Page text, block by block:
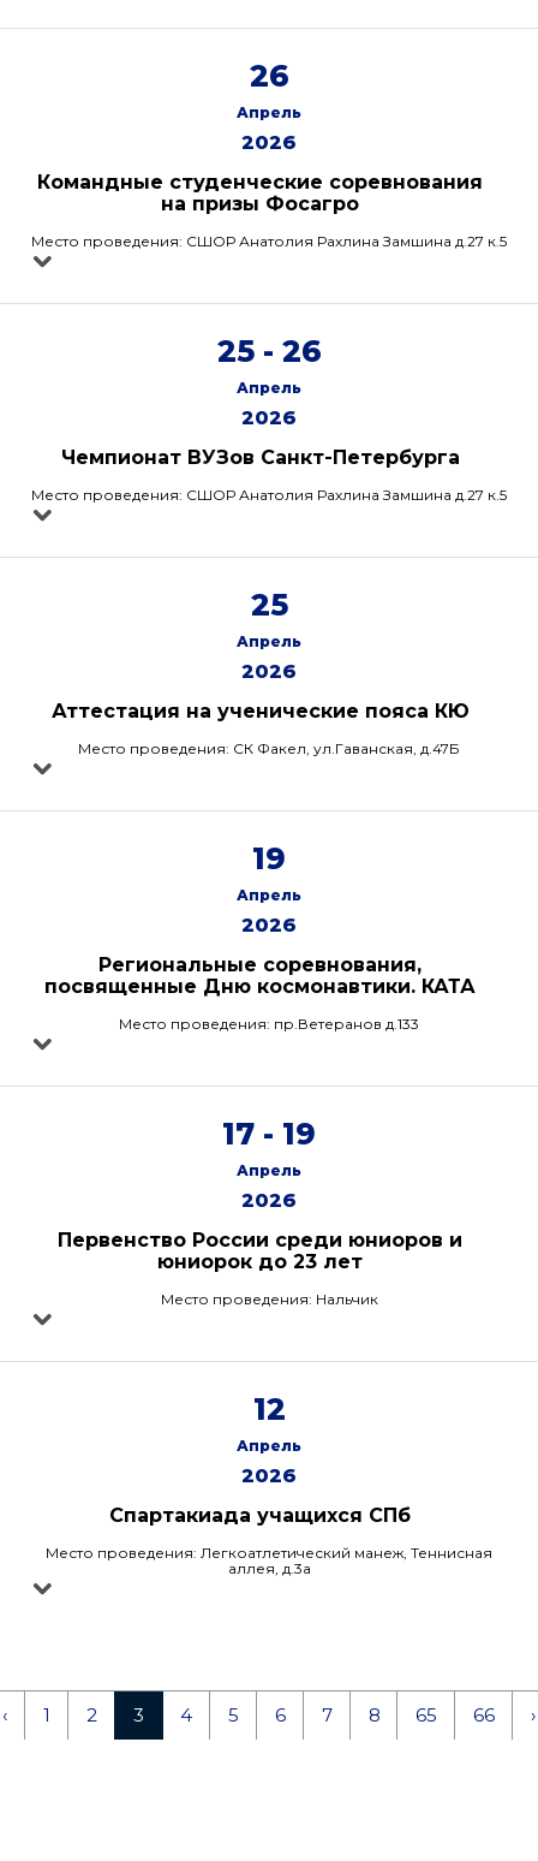
26
Апрель
2026
Командные студенческие соревнования
на призы Фосагро
Место проведения: СШОР Анатолия Рахлина Замшина д.27 к.5
25 - 26
Апрель
2026
Чемпионат ВУЗов Санкт-Петербурга
Место проведения: СШОР Анатолия Рахлина Замшина д.27 к.5
25
Апрель
2026
Аттестация на ученические пояса КЮ
Место проведения: СК Факел, ул.Гаванская, д.47Б
19
Апрель
2026
Региональные соревнования,
посвященные Дню космонавтики. КАТА
Место проведения: пр.Ветеранов д.133
17 - 19
Апрель
2026
Первенство России среди юниоров и
юниорок до 23 лет
Место проведения: Нальчик
12
Апрель
2026
Спартакиада учащихся СПб
Место проведения: Легкоатлетический манеж, Теннисная
аллея, д.3а
‹ 1 2 3 4 5 6 7 8 65 66 ›